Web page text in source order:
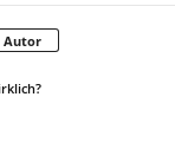
Autor